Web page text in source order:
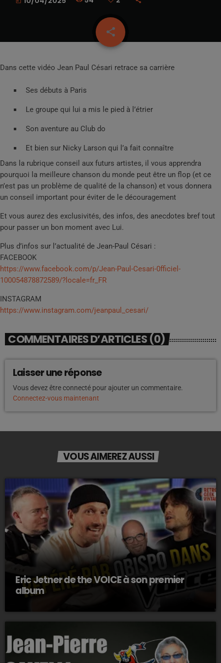
share
email
Dans cette vidéo Jean Paul Césari retrace sa carrière
Ses débuts à Paris
Le groupe qui lui a mis le pied à l’étrier
Son aventure au Club do
Et bien sur Nicky Larson qui l’a fait connaître
Dans la rubrique conseil aux futurs artistes, il vous apprendra
pourquoi la meilleure chanson du monde peut être un flop (et ce
n’est pas un problème de qualité de la chanson) et vous donnera
un conseil important pour éviter de le découragement
Et vous aurez des exclusivités, des infos, des anecdotes bref tout
pour passer un bon moment avec Lui.
Plus d’infos sur l’actualité de Jean-Paul Césari :
FACEBOOK
https://www.facebook.com/p/Jean-Paul-Cesari-0fficiel-
100054878872589/?locale=fr_FR
INSTAGRAM
https://www.instagram.com/jeanpaul_cesari/
COMMENTAIRES D’ARTICLES (0)
Laisser une réponse
Vous devez être connecté pour ajouter un commentaire.
Connectez-vous maintenant
VOUS AIMEREZ AUSSI
Eric Jetner de the VOICE à son premier
album